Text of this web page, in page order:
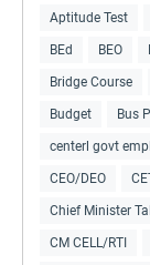
Aptitude Test
BEd BEO
Bridge Course
Budget Bus
centerl govt
CEO/DEO
Chief Minister
CM CELL/RTI